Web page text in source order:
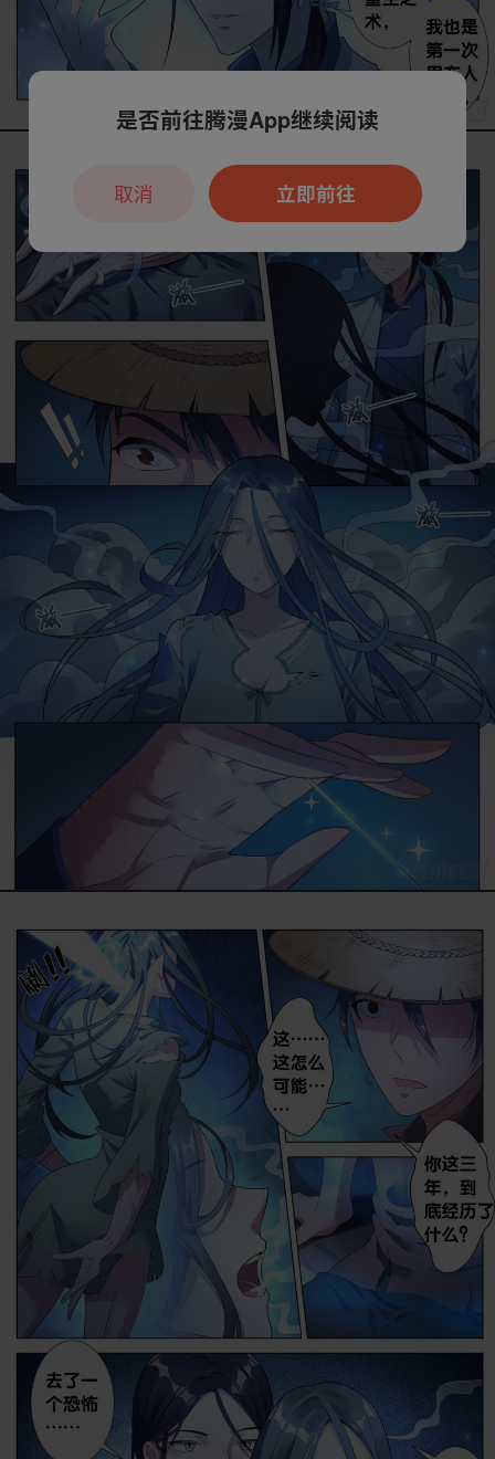
是否前往腾漫App继续阅读
立即前往
取消